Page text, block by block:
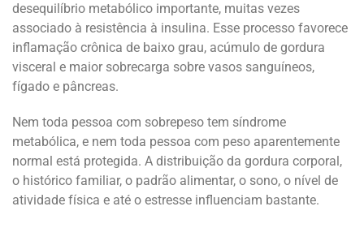
desequilíbrio metabólico importante, muitas vezes
associado à resistência à insulina. Esse processo favorece
inflamação crônica de baixo grau, acúmulo de gordura
visceral e maior sobrecarga sobre vasos sanguíneos,
fígado e pâncreas.
Nem toda pessoa com sobrepeso tem síndrome
metabólica, e nem toda pessoa com peso aparentemente
normal está protegida. A distribuição da gordura corporal,
o histórico familiar, o padrão alimentar, o sono, o nível de
atividade física e até o estresse influenciam bastante.